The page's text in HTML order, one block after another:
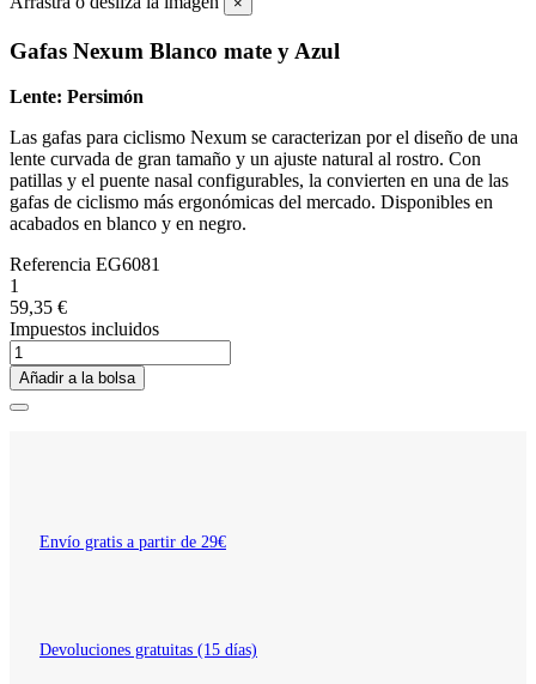
Gafas Nexum Blanco mate y Azul
Lente: Persimón
Las gafas para ciclismo Nexum se caracterizan por el diseño de una
lente curvada de gran tamaño y un ajuste natural al rostro. Con
patillas y el puente nasal configurables, la convierten en una de las
gafas de ciclismo más ergonómicas del mercado. Disponibles en
acabados en blanco y en negro.
Referencia EG6081
1
59,35 €
Impuestos incluidos
Añadir a la bolsa
Envío gratis a partir de 29€
Devoluciones gratuitas (15 días)